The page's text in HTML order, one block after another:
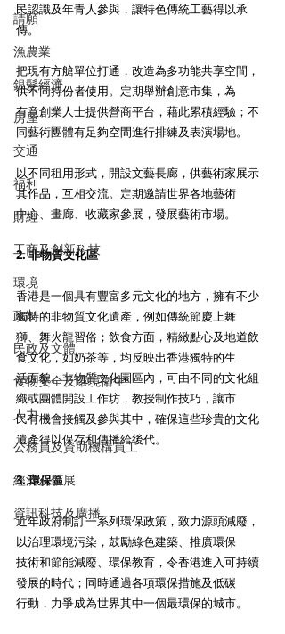
請願
漁農業
銀髮經濟
房屋
交通
福利
財經
工商及創新科技
環境
政制
民政及文體
食物安全及環境衛生
人力
公務員及資助機構員工
經濟及發展
資訊科技及廣播
民認識及年青人參與，讓特色傳統工藝得以承
傳。
把現有方艙單位打通，改造為多功能共享空間，
供不同持份者使用。定期舉辦創意市集，為
有意創業人士提供營商平台，藉此累積經驗；不
同藝術團體有足夠空間進行排練及表演場地。
以不同租用形式，開設文藝長廊，供藝術家展示
其作品，互相交流。定期邀請世界各地藝術
中心、畫廊、收藏家參展，發展藝術市場。
2. 非物質文化區
香港是一個具有豐富多元文化的地方，擁有不少
獨特的非物質文化遺產，例如傳統節慶上舞
獅、舞火龍習俗；飲食方面，精緻點心及地道飲
食文化，如奶茶等，均反映出香港獨特的生
活面貌。非物質文化園區內，可由不同的文化組
織或團體開設工作坊，教授制作技巧，讓市
民有機會接觸及參與其中，確保這些珍貴的文化
遺產得以保存和傳播給後代。
3. 環保區
近年政府制訂一系列環保政策，致力源頭減廢，
以治理環境污染，鼓勵綠色建築、推廣環保
技術和節能減廢、環保教育，令香港進入可持續
發展的時代；同時通過各項環保措施及低碳
行動，力爭成為世界其中一個最環保的城市。